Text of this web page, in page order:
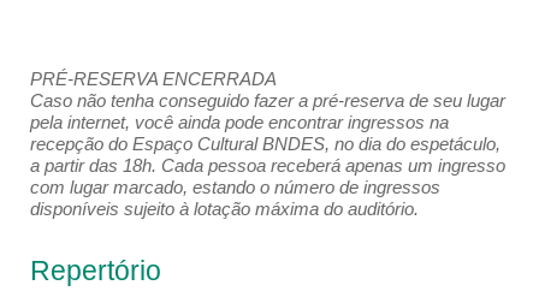
PRÉ-RESERVA ENCERRADA
Caso não tenha conseguido fazer a pré-reserva de seu lugar
pela internet, você ainda pode encontrar ingressos na
recepção do Espaço Cultural BNDES, no dia do espetáculo,
a partir das 18h. Cada pessoa receberá apenas um ingresso
com lugar marcado, estando o número de ingressos
disponíveis sujeito à lotação máxima do auditório.
Repertório